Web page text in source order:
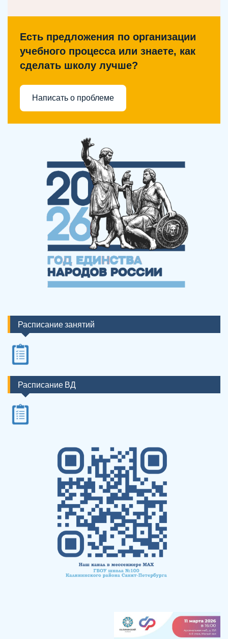
Есть предложения по организации
учебного процесса или знаете, как
сделать школу лучше?
Написать о проблеме
Расписание занятий
Расписание ВД